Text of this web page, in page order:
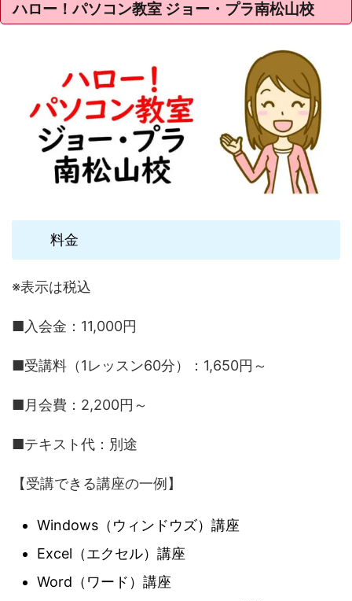
ハロー！パソコン教室 ジョー・プラ南松山校
料金
※表示は税込
■入会金：11,000円
■受講料（1レッスン60分）：1,650円～
■月会費：2,200円～
■テキスト代：別途
【受講できる講座の一例】
Windows（ウィンドウズ）講座
Excel（エクセル）講座
Word（ワード）講座